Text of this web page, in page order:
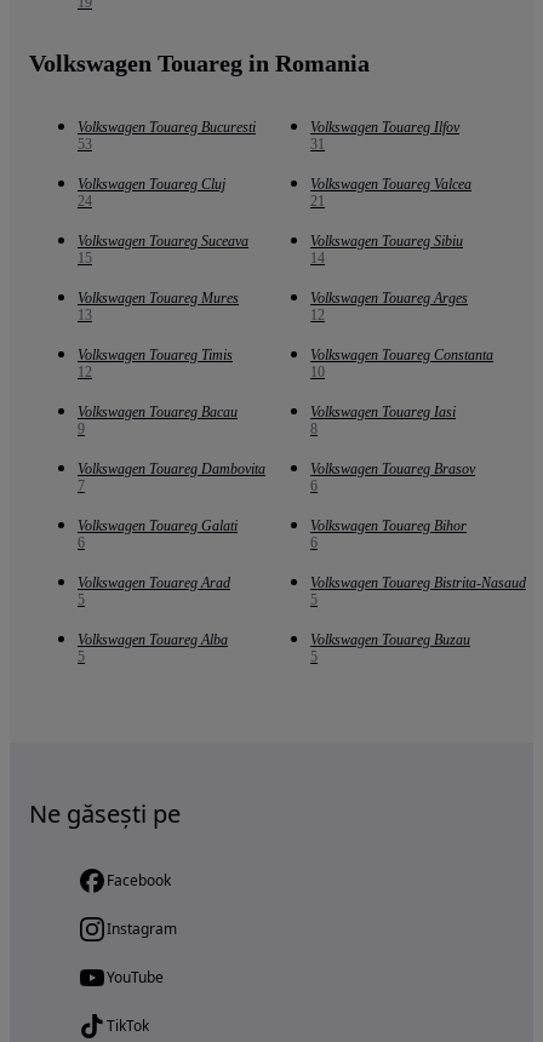
Volkswagen Touareg in Romania
Volkswagen Touareg Bucuresti
53
Volkswagen Touareg Ilfov
31
Volkswagen Touareg Cluj
24
Volkswagen Touareg Valcea
21
Volkswagen Touareg Suceava
15
Volkswagen Touareg Sibiu
14
Volkswagen Touareg Mures
13
Volkswagen Touareg Arges
12
Volkswagen Touareg Timis
12
Volkswagen Touareg Constanta
10
Volkswagen Touareg Bacau
9
Volkswagen Touareg Iasi
8
Volkswagen Touareg Dambovita
7
Volkswagen Touareg Brasov
6
Volkswagen Touareg Galati
6
Volkswagen Touareg Bihor
6
Volkswagen Touareg Arad
5
Volkswagen Touareg Bistrita-Nasaud
5
Volkswagen Touareg Alba
5
Volkswagen Touareg Buzau
5
Ne găsești pe
Facebook
Instagram
YouTube
TikTok